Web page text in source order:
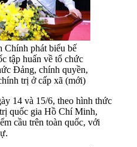
Chính phát biểu bế
tập huấn về tổ chức
Đảng, chính quyền,
trị ở cấp xã (mới)
14 và 15/6, theo hình thức
quốc gia Hồ Chí Minh,
cầu trên toàn quốc, với